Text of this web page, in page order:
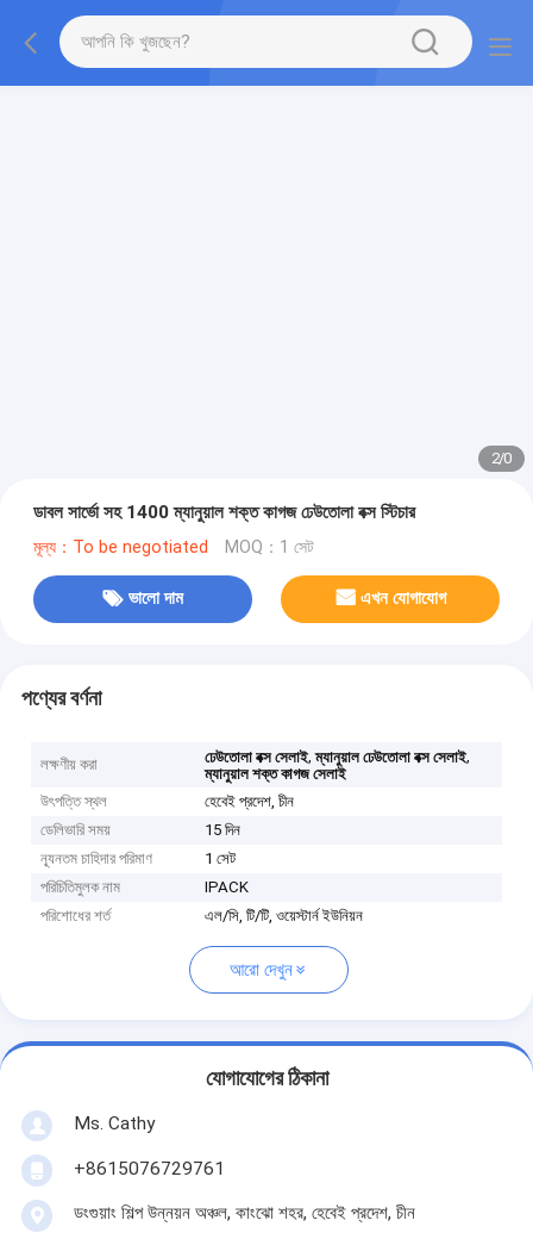
2/0
ডাবল সার্ভো সহ 1400 ম্যানুয়াল শক্ত কাগজ ঢেউতোলা বক্স স্টিচার
মূল্য：To be negotiated MOQ：1 সেট
ভালো দাম এখন যোগাযোগ
পণ্যের বর্ণনা
লক্ষণীয় করা ঢেউতোলা বক্স সেলাই,ম্যানুয়াল ঢেউতোলা বক্স সেলাই,
ম্যানুয়াল শক্ত কাগজ সেলাই
উৎপত্তি স্থল
হেবেই প্রদেশ, চীন
ডেলিভারি সময়
15 দিন
ন্যূনতম চাহিদার পরিমাণ
1 সেট
পরিচিতিমুলক নাম
IPACK
পরিশোধের শর্ত
এল/সি, টি/টি, ওয়েস্টার্ন ইউনিয়ন
আরো দেখুন
যোগাযোগের ঠিকানা
Ms. Cathy
+8615076729761
ডংগুয়াং শিল্প উন্নয়ন অঞ্চল, কাংঝো শহর, হেবেই প্রদেশ, চীন